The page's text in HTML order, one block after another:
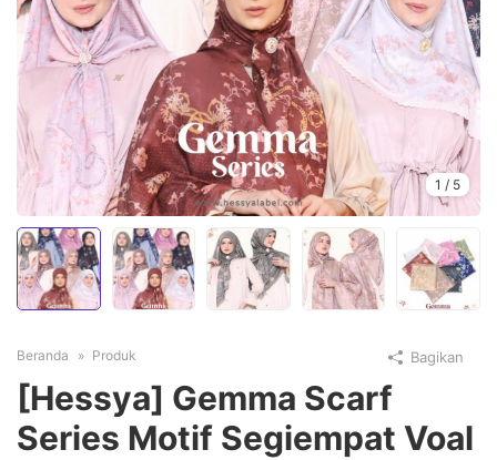
1 / 5
Beranda Produk
[Hessya] Gemma Scarf
Series Motif Segiempat Voal
Bagikan